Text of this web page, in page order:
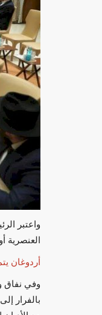
واعتبر
العنصرية
أردوغان
وفي نفاق
بالفرار
والتز من الإقالة